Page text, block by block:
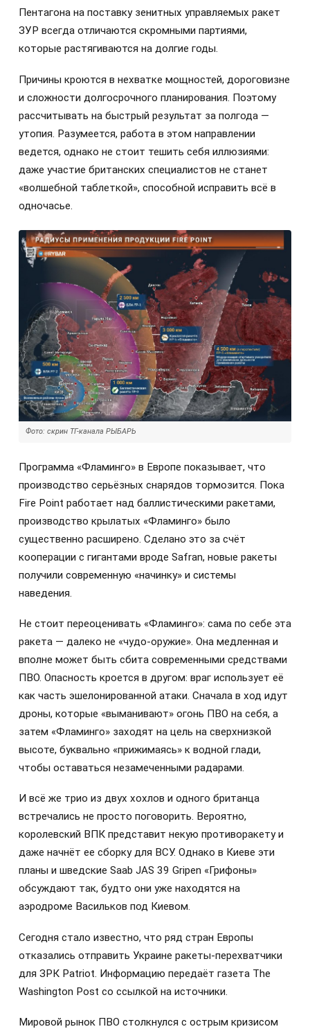
Пентагона на поставку зенитных управляемых ракет
ЗУР всегда отличаются скромными партиями,
которые растягиваются на долгие годы.
Причины кроются в нехватке мощностей, дороговизне
и сложности долгосрочного планирования. Поэтому
рассчитывать на быстрый результат за полгода —
утопия. Разумеется, работа в этом направлении
ведется, однако не стоит тешить себя иллюзиями:
даже участие британских специалистов не станет
«волшебной таблеткой», способной исправить всё в
одночасье.
Фото: скрин ТГ-канала РЫБАРЬ
Программа «Фламинго» в Европе показывает, что
производство серьёзных снарядов тормозится. Пока
Fire Point работает над баллистическими ракетами,
производство крылатых «Фламинго» было
существенно расширено. Сделано это за счёт
кооперации с гигантами вроде Safran, новые ракеты
получили современную «начинку» и системы
наведения.
Не стоит переоценивать «Фламинго»: сама по себе эта
ракета — далеко не «чудо-оружие». Она медленная и
вполне может быть сбита современными средствами
ПВО. Опасность кроется в другом: враг использует её
как часть эшелонированной атаки. Сначала в ход идут
дроны, которые «выманивают» огонь ПВО на себя, а
затем «Фламинго» заходят на цель на сверхнизкой
высоте, буквально «прижимаясь» к водной глади,
чтобы оставаться незамеченными радарами.
И всё же трио из двух хохлов и одного британца
встречались не просто поговорить. Вероятно,
королевский ВПК представит некую противоракету и
даже начнёт ее сборку для ВСУ. Однако в Киеве эти
планы и шведские Saab JAS 39 Gripen «Грифоны»
обсуждают так, будто они уже находятся на
аэродроме Васильков под Киевом.
Сегодня стало известно, что ряд стран Европы
отказались отправить Украине ракеты-перехватчики
для ЗРК Patriot. Информацию передаёт газета The
Washington Post со ссылкой на источники.
Мировой рынок ПВО столкнулся с острым кризисом